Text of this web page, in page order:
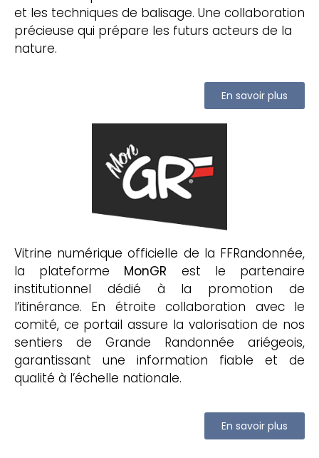
et les techniques de balisage. Une collaboration
précieuse qui prépare les futurs acteurs de la
nature.
En savoir plus
Vitrine numérique officielle de la FFRandonnée,
la plateforme MonGR est le partenaire
institutionnel dédié à la promotion de
l’itinérance. En étroite collaboration avec le
comité, ce portail assure la valorisation de nos
sentiers de Grande Randonnée ariégeois,
garantissant une information fiable et de
qualité à l’échelle nationale.
En savoir plus